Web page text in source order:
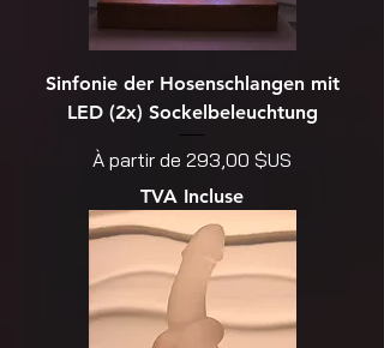
Sinfonie der Hosenschlangen mit
LED (2x) Sockelbeleuchtung
À partir de 293,00 $US
Prix promotionnel
TVA Incluse